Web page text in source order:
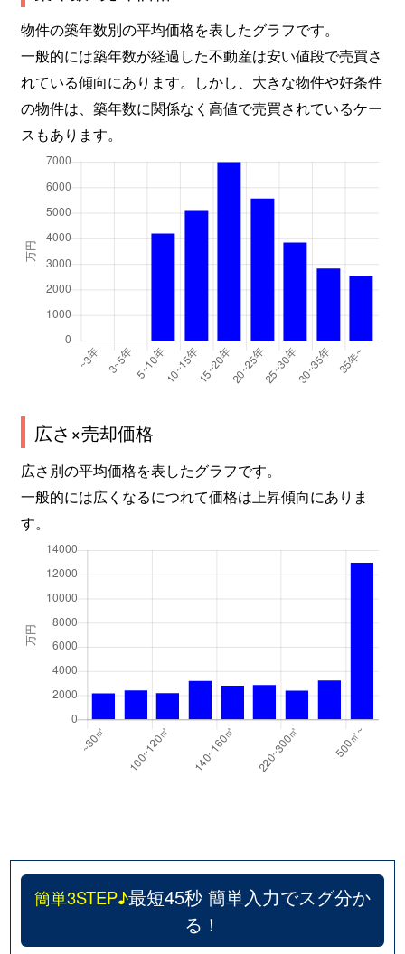
物件の築年数別の平均価格を表したグラフです。
一般的には築年数が経過した不動産は安い値段で売買さ
れている傾向にあります。しかし、大きな物件や好条件
の物件は、築年数に関係なく高値で売買されているケー
スもあります。
広さ×売却価格
広さ別の平均価格を表したグラフです。
一般的には広くなるにつれて価格は上昇傾向にありま
す。
簡単3STEP♪最短45秒 簡単入力でスグ分か
る！